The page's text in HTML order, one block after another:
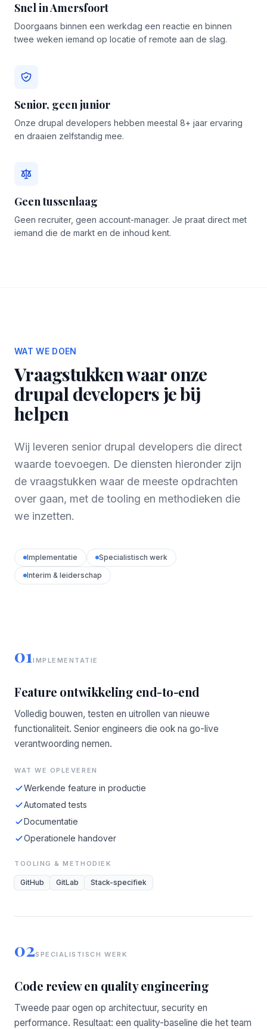
Snel in Amersfoort
Doorgaans binnen een werkdag een reactie en binnen
twee weken iemand op locatie of remote aan de slag.
Senior, geen junior
Onze drupal developers hebben meestal 8+ jaar ervaring
en draaien zelfstandig mee.
Geen tussenlaag
Geen recruiter, geen account-manager. Je praat direct met
iemand die de markt en de inhoud kent.
WAT WE DOEN
Vraagstukken waar onze
drupal developers je bij
helpen
Wij leveren senior drupal developers die direct
waarde toevoegen. De diensten hieronder zijn
de vraagstukken waar de meeste opdrachten
over gaan, met de tooling en methodieken die
we inzetten.
Implementatie
Specialistisch werk
Interim & leiderschap
01IMPLEMENTATIE
Feature ontwikkeling end-to-end
Volledig bouwen, testen en uitrollen van nieuwe
functionaliteit. Senior engineers die ook na go-live
verantwoording nemen.
WAT WE OPLEVEREN
Werkende feature in productie
Automated tests
Documentatie
Operationele handover
TOOLING & METHODIEK
GitHub GitLab Stack-specifiek
02SPECIALISTISCH WERK
Code review en quality engineering
Tweede paar ogen op architectuur, security en
performance. Resultaat: een quality-baseline die het team